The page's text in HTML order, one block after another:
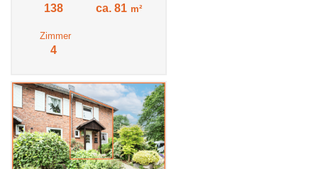
138 ca. 81 m²
Zimmer
4